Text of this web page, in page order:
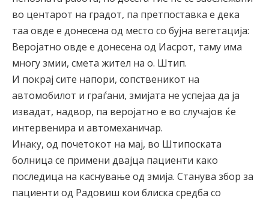
во центарот на градот, па претпоставка е дека
таа овде е донесена од место со бујна вегетација:
Веројатно овде е донесена од Иасрот, таму има
многу змии, смета жител на о. Штип.
И покрај сите напори, сопственикот на
автомобилот и граѓани, змијата не успејаа да ја
извадат, надвор, па веројатно е во случајов ќе
интервенира и автомеханичар.
Инаку, од почетокот на мај, во Штипоската
болница се примени двајца пациенти како
последица на каснување од змија. Станува збор за
пациенти од Радовиш кои блиска средба со